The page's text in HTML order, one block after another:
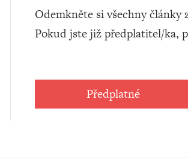
Odemkněte si všechny
Pokud jste již předplatitel/ka,
Předplatné